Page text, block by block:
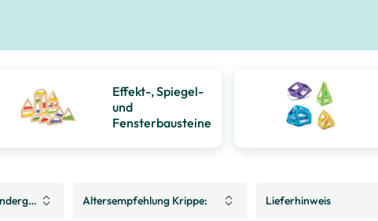
Effekt-, Spiegel-
und
Fensterbausteine
Altersempfehlung Krippe: Lieferhinweis